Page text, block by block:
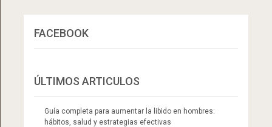
FACEBOOK
ÚLTIMOS ARTICULOS
Guía completa para aumentar la libido en hombres:
hábitos, salud y estrategias efectivas